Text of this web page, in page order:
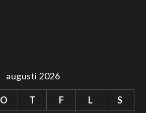
augusti 2026
O T F L
S